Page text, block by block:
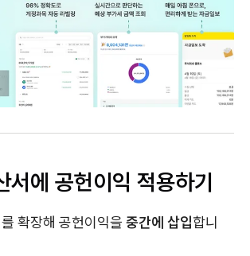
서에 공헌이익 적용하기
확장해 공헌이익을 중간에 삽입합니